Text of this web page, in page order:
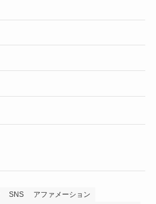
SNS
アファメーション